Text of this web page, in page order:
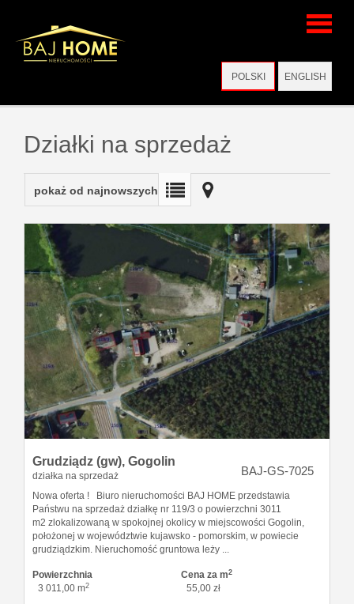
POLSKI ENGLISH
Strona
wizyty
Oferty
Kredyty
O firmie
Kontakt
Działki na sprzedaż
pokaż od najnowszych
Grudziądz (gw), Gogolin
działka na sprzedaż BAJ-GS-7025
Nowa oferta ! Biuro nieruchomości BAJ HOME przedstawia
Państwu na sprzedaż działkę nr 119/3 o powierzchni 3011
m2 zlokalizowaną w spokojnej okolicy w miejscowości Gogolin,
położonej w województwie kujawsko - pomorskim, w powiecie
grudziądzkim. Nieruchomość gruntowa leży ...
Powierzchnia
3 011,00 m2
Cena za m2
55,00 zł